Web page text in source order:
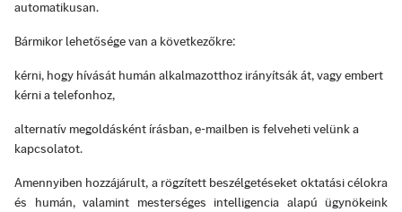
automatikusan.
Bármikor lehetősége van a következőkre:
kérni, hogy hívását humán alkalmazotthoz irányítsák át, vagy embert
kérni a telefonhoz,
alternatív megoldásként írásban, e-mailben is felveheti velünk a
kapcsolatot.
Amennyiben hozzájárult, a rögzített beszélgetéseket oktatási célokra
és humán, valamint mesterséges intelligencia alapú ügynökeink